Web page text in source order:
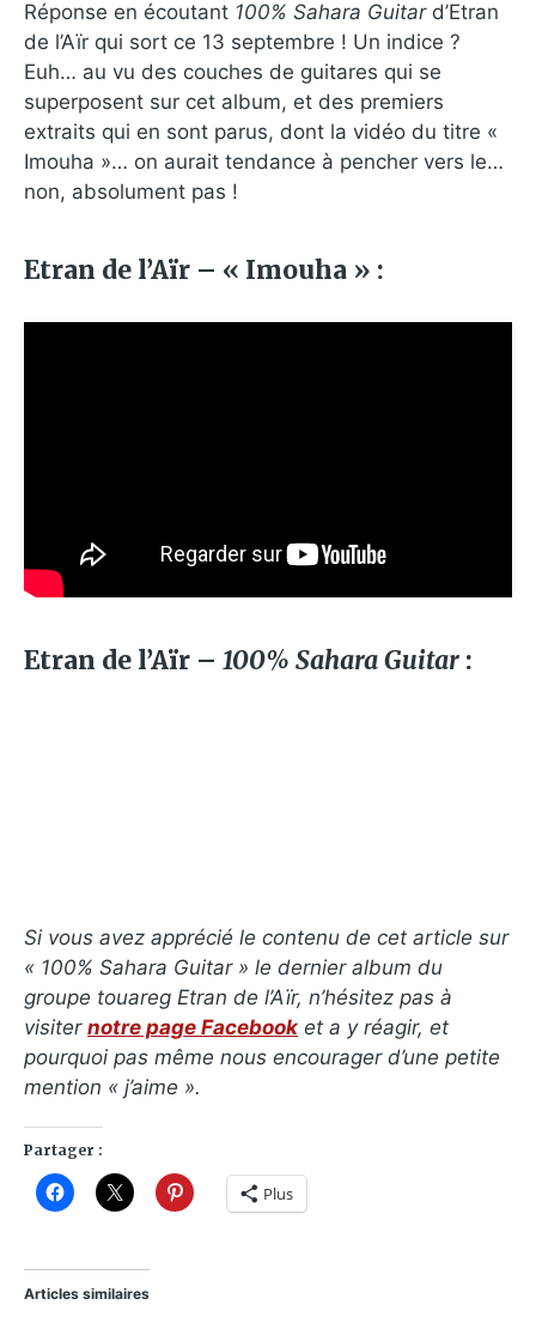
Réponse en écoutant 100% Sahara Guitard’Etran
de l’Aïr qui sort ce 13 septembre ! Un indice ?
Euh… au vu des couches de guitares qui se
superposent sur cet album, et des premiers
extraits qui en sont parus, dont la vidéo du titre «
Imouha »… on aurait tendance à pencher vers le…
non, absolument pas !
Etran de l’Aïr – « Imouha » :
Etran de l’Aïr – 100% Sahara Guitar :
Si vous avez apprécié le contenu de cet article sur
« 100% Sahara Guitar » le dernier album du
groupe touareg Etran de l’Aïr, n’hésitez pas à
visiter notre page Facebook et a y réagir, et
pourquoi pas même nous encourager d’une petite
mention « j’aime ».
Partager :
Plus
Articles similaires